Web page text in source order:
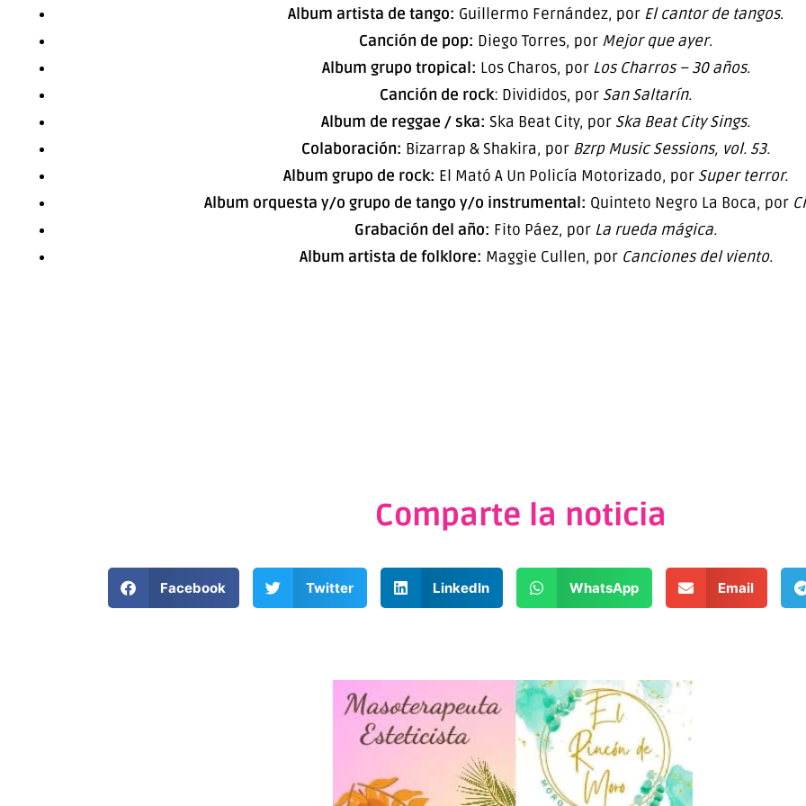
Album artista de tango: Guillermo Fernández, por El cantor de tangos.
Canción de pop: Diego Torres, por Mejor que ayer.
Album grupo tropical: Los Charos, por Los Charros – 30 años.
Canción de rock: Divididos, por San Saltarín.
Album de reggae / ska: Ska Beat City, por Ska Beat City Sings.
Colaboración: Bizarrap & Shakira, por Bzrp Music Sessions, vol. 53.
Album grupo de rock: El Mató A Un Policía Motorizado, por Super terror.
Album orquesta y/o grupo de tango y/o instrumental: Quinteto Negro La Boca, por
Grabación del año: Fito Páez, por La rueda mágica.
Album artista de folklore: Maggie Cullen, por Canciones del viento.
Comparte la noticia
Facebook Twitter LinkedIn WhatsApp Email